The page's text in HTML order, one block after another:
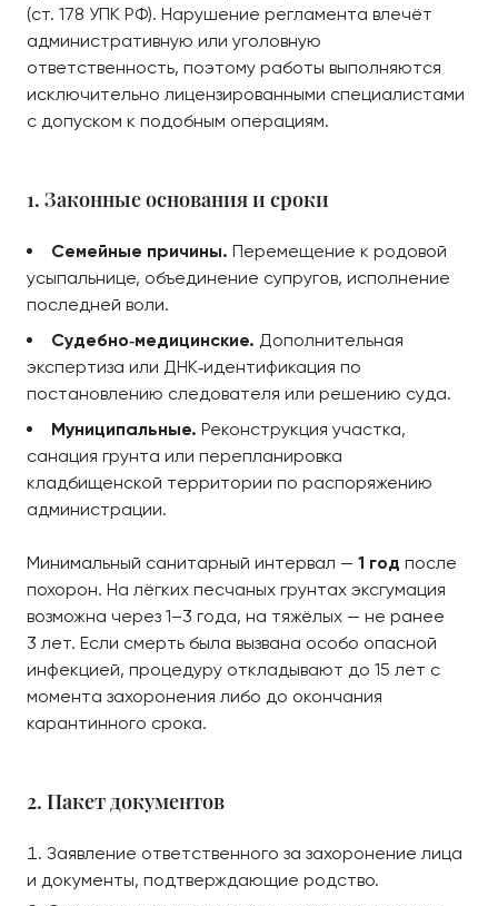
(ст. 178 УПК РФ). Нарушение регламента влечёт
административную или уголовную
ответственность, поэтому работы выполняются
исключительно лицензированными специалистами
с допуском к подобным операциям.
1. Законные основания и сроки
Семейные причины. Перемещение к родовой
усыпальнице, объединение супругов, исполнение
последней воли.
Судебно‑медицинские. Дополнительная
экспертиза или ДНК‑идентификация по
постановлению следователя или решению суда.
Муниципальные. Реконструкция участка,
санация грунта или перепланировка
кладбищенской территории по распоряжению
администрации.
Минимальный санитарный интервал — 1 год после
похорон. На лёгких песчаных грунтах эксгумация
возможна через 1–3 года, на тяжёлых — не ранее
3 лет. Если смерть была вызвана особо опасной
инфекцией, процедуру откладывают до 15 лет с
момента захоронения либо до окончания
карантинного срока.
2. Пакет документов
Заявление ответственного за захоронение лица
и документы, подтверждающие родство.